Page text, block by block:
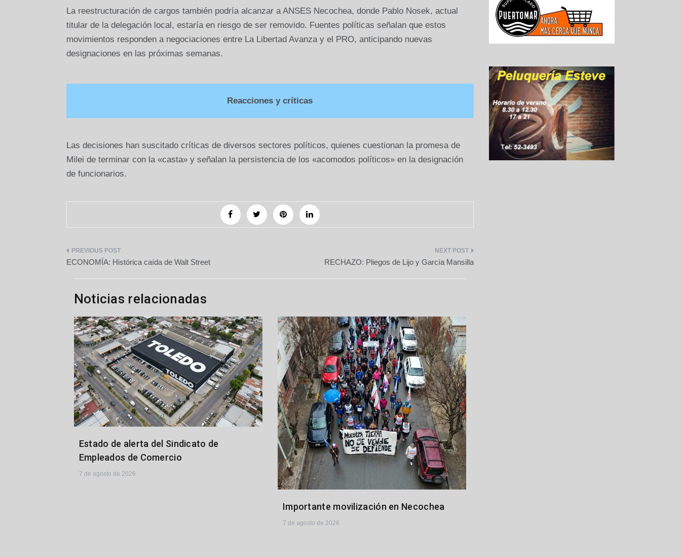
La reestructuración de cargos también podría alcanzar a ANSES Necochea, donde Pablo Nosek, actual
titular de la delegación local, estaría en riesgo de ser removido. Fuentes políticas señalan que estos
movimientos responden a negociaciones entre La Libertad Avanza y el PRO, anticipando nuevas
designaciones en las próximas semanas.
Reacciones y críticas
Las decisiones han suscitado críticas de diversos sectores políticos, quienes cuestionan la promesa de
Milei de terminar con la «casta» y señalan la persistencia de los «acomodos políticos» en la designación
de funcionarios.
Navegación
de
entradas
ECONOMÍA: Histórica caída de Walt Street RECHAZO: Pliegos de Lijo y García Mansilla
Noticias relacionadas
Estado de alerta del Sindicato de
Empleados de Comercio
7 de agosto de 2026
Importante movilización en Necochea
7 de agosto de 2026